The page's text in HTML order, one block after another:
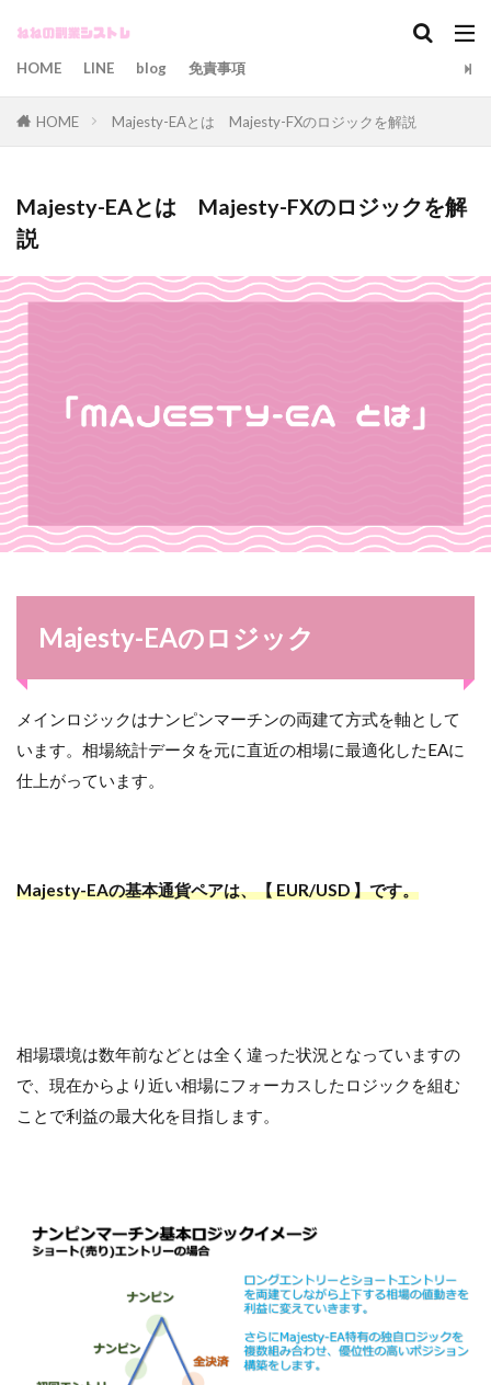
HOME LINE blog 免責事項
HOME Majesty-EAとは Majesty-FXのロジックを解説
Majesty-EAとは Majesty-FXのロジックを解
説
Majesty-EAのロジック
メインロジックはナンピンマーチンの両建て方式を軸として
います。相場統計データを元に直近の相場に最適化したEAに
仕上がっています。
Majesty-EAの基本通貨ペアは、【 EUR/USD 】です。
相場環境は数年前などとは全く違った状況となっていますの
で、現在からより近い相場にフォーカスしたロジックを組む
ことで利益の最大化を目指します。
カテゴリー
タグ